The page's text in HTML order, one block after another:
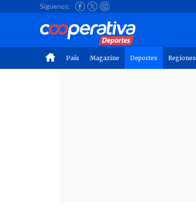
Síguenos:
País Magazine Deportes Regiones